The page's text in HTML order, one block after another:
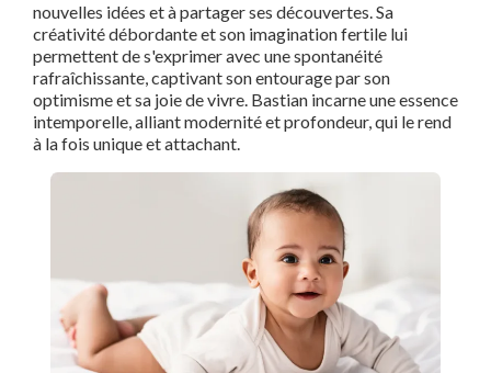
nouvelles idées et à partager ses découvertes. Sa
créativité débordante et son imagination fertile lui
permettent de s'exprimer avec une spontanéité
rafraîchissante, captivant son entourage par son
optimisme et sa joie de vivre. Bastian incarne une essence
intemporelle, alliant modernité et profondeur, qui le rend
à la fois unique et attachant.